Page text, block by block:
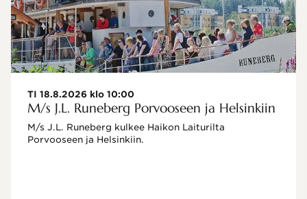
TI 18.8.2026 klo 10:00
M/s J.L. Runeberg Porvooseen ja Helsinkiin
M/s J.L. Runeberg kulkee Haikon Laiturilta
Porvooseen ja Helsinkiin.